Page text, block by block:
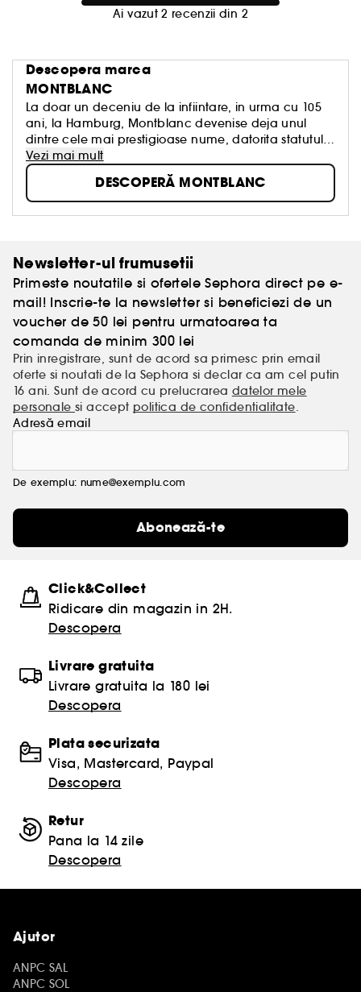
Ai vazut 2 recenzii din 2
Descopera marca
MONTBLANC
La doar un deceniu de la infiintare, in urma cu 105
ani, la Hamburg, Montblanc devenise deja unul
dintre cele mai prestigioase nume, datorita statutului
de cult al legendarului sau instrument de scris
Meisterstück. Montblanc a fost intotdeauna in pas
cu noile tendinte, continuand sa cucereasca noi
teritorii, creand obiecte pretioase din ce in ce mai
sofisticate, sinonime cu excelenta. Montblanc este o
permanent, isi exprima personalitatea unica si prin
creatiile olfactive ce ii poarta semnatura.
Vezi mai mult
DESCOPERĂ MONTBLANC
Newsletter-ul frumusetii
Primeste noutatile si ofertele Sephora direct pe e-
mail! Inscrie-te la newsletter si beneficiezi de un
voucher de 50 lei pentru urmatoarea ta
comanda de minim 300 lei
Prin inregistrare, sunt de acord sa primesc prin email
oferte si noutati de la Sephora si declar ca am cel putin
16 ani. Sunt de acord cu prelucrarea datelor mele
personalesi accept politica de confidentialitate.
Adresă email
De exemplu: nume@exemplu.com
Abonează-te
Click&Collect
Ridicare din magazin in 2H.
Descopera
Livrare gratuita
Livrare gratuita la 180 lei
Descopera
Plata securizata
Visa, Mastercard, Paypal
Descopera
Retur
Pana la 14 zile
Descopera
Ajutor
ANPC SAL
ANPC SOL